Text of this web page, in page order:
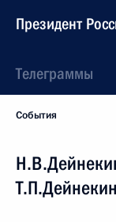
Президент
Телеграммы
События